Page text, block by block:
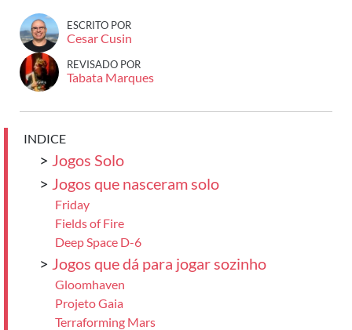
ESCRITO POR
Cesar Cusin
REVISADO POR
Tabata Marques
INDICE
> Jogos Solo
> Jogos que nasceram solo
Friday
Fields of Fire
Deep Space D-6
> Jogos que dá para jogar sozinho
Gloomhaven
Projeto Gaia
Terraforming Mars